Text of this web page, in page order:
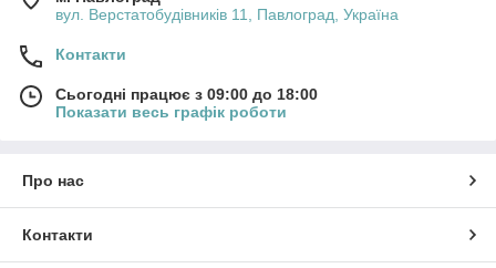
вул. Верстатобудівників 11, Павлоград, Україна
Контакти
Сьогодні працює з 09:00 до 18:00
Показати весь графік роботи
Про нас
Контакти